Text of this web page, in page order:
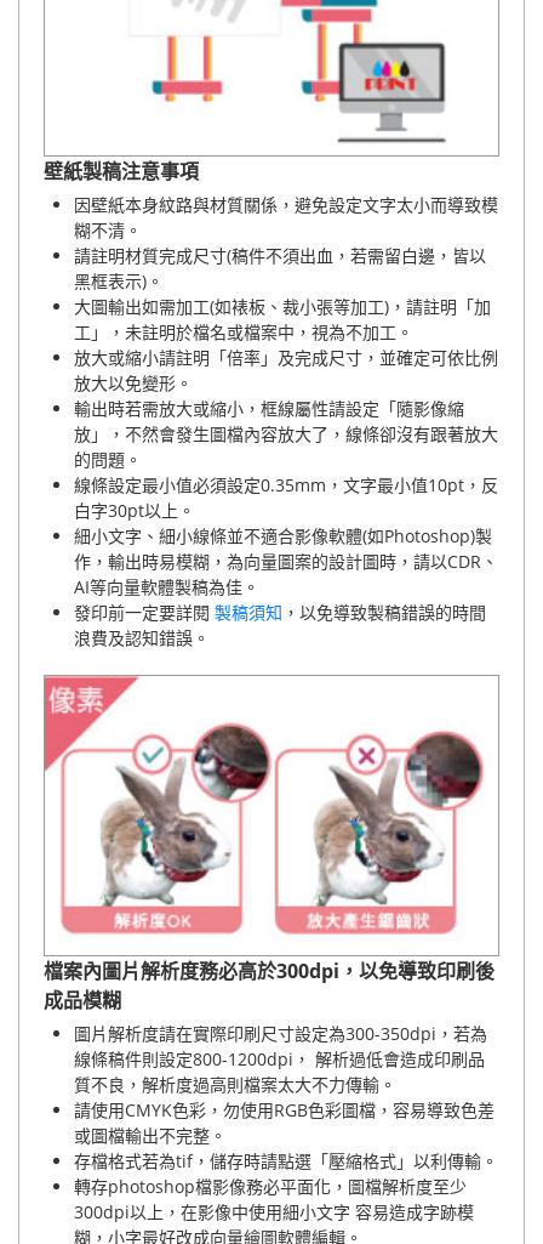
壁紙製稿注意事項
因壁紙本身紋路與材質關係，避免設定文字太小而導致模
糊不清。
請註明材質完成尺寸(稿件不須出血，若需留白邊，皆以
黑框表示)。
大圖輸出如需加工(如裱板、裁小張等加工)，請註明「加
工」，未註明於檔名或檔案中，視為不加工。
放大或縮小請註明「倍率」及完成尺寸，並確定可依比例
放大以免變形。
輸出時若需放大或縮小，框線屬性請設定「隨影像縮
放」，不然會發生圖檔內容放大了，線條卻沒有跟著放大
的問題。
線條設定最小值必須設定0.35mm，文字最小值10pt，反
白字30pt以上。
細小文字、細小線條並不適合影像軟體(如Photoshop)製
作，輸出時易模糊，為向量圖案的設計圖時，請以CDR、
AI等向量軟體製稿為佳。
發印前一定要詳閱 製稿須知 ，以免導致製稿錯誤的時間
浪費及認知錯誤。
檔案內圖片解析度務必高於300dpi，以免導致印刷後
成品模糊
圖片解析度請在實際印刷尺寸設定為300-350dpi，若為
線條稿件則設定800-1200dpi， 解析過低會造成印刷品
質不良，解析度過高則檔案太大不力傳輸。
請使用CMYK色彩，勿使用RGB色彩圖檔，容易導致色差
或圖檔輸出不完整。
存檔格式若為tif，儲存時請點選「壓縮格式」以利傳輸。
轉存photoshop檔影像務必平面化，圖檔解析度至少
300dpi以上，在影像中使用細小文字 容易造成字跡模
糊，小字最好改成向量繪圖軟體編輯。